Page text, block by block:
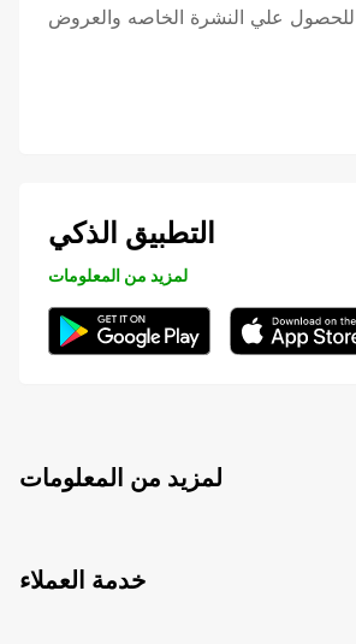
للحصول علي النشرة الخاصه والعروض
التطبيق الذكي
لمزيد من المعلومات
لمزيد من المعلومات
خدمة العملاء